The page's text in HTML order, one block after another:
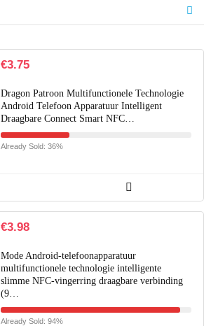
€3.75
Dragon Patroon Multifunctionele Technologie
Android Telefoon Apparatuur Intelligent
Draagbare Connect Smart NFC…
Already Sold: 36%
€3.98
Mode Android-telefoonapparatuur
multifunctionele technologie intelligente
slimme NFC-vingerring draagbare verbinding
(9…
Already Sold: 94%